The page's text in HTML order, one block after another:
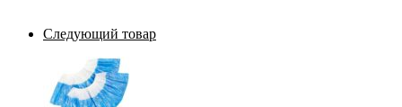
Следующий товар